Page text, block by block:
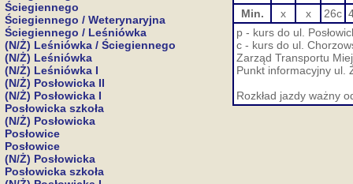
Ściegiennego
Ściegiennego / Weterynaryjna
Ściegiennego / Leśniówka
(N/Ż) Leśniówka / Ściegiennego
(N/Ż) Leśniówka
(N/Ż) Leśniówka I
(N/Ż) Posłowicka II
(N/Ż) Posłowicka I
Posłowicka szkoła
(N/Ż) Posłowicka
Posłowice
Posłowice
(N/Ż) Posłowicka
Posłowicka szkoła
Min.
x x 26c
p - kurs do ul.
c - kurs do ul.
Zarząd Transportu
Punkt informacyjny ul.
Rozkład jazdy ważny